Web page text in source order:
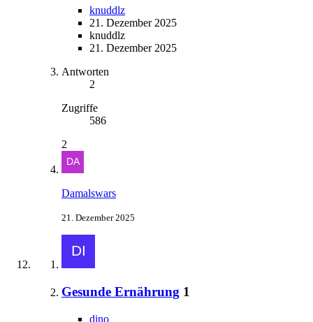
knuddlz
21. Dezember 2025
knuddlz
21. Dezember 2025
Antworten
2
Zugriffe
586
2
Damalswars
21. Dezember 2025
Gesunde Ernährung 1
dino